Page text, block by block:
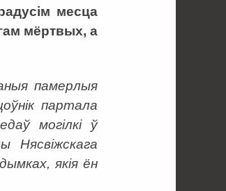
месца
мёртвых, а
памерлыя
партала
могілкі ў
Нясвіжскага
якія ён